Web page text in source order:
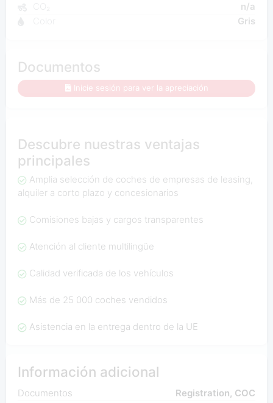
n/a
Gris
Documentos
Inicie sesión para ver la apreciación
Descubre nuestras ventajas
principales
Amplia selección de coches de empresas de leasing,
alquiler a corto plazo y concesionarios
Comisiones bajas y cargos transparentes
Atención al cliente multilingüe
Calidad verificada de los vehículos
Más de 25 000 coches vendidos
Asistencia en la entrega dentro de la UE
Información adicional
Documentos
Registration, COC